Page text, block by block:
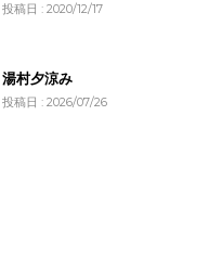
投稿日 : 2020/12/17
湯村夕涼み
投稿日 : 2026/07/26